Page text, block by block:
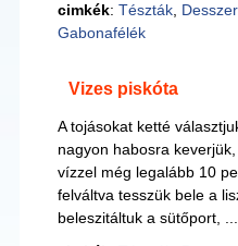
cimkék: Tészták,
Gabonafélék
Vizes piskóta
A tojásokat ketté
nagyon habosra
vízzel még legalább 10
felváltva tesszük bele a
beleszitáltuk a sütőport, ...